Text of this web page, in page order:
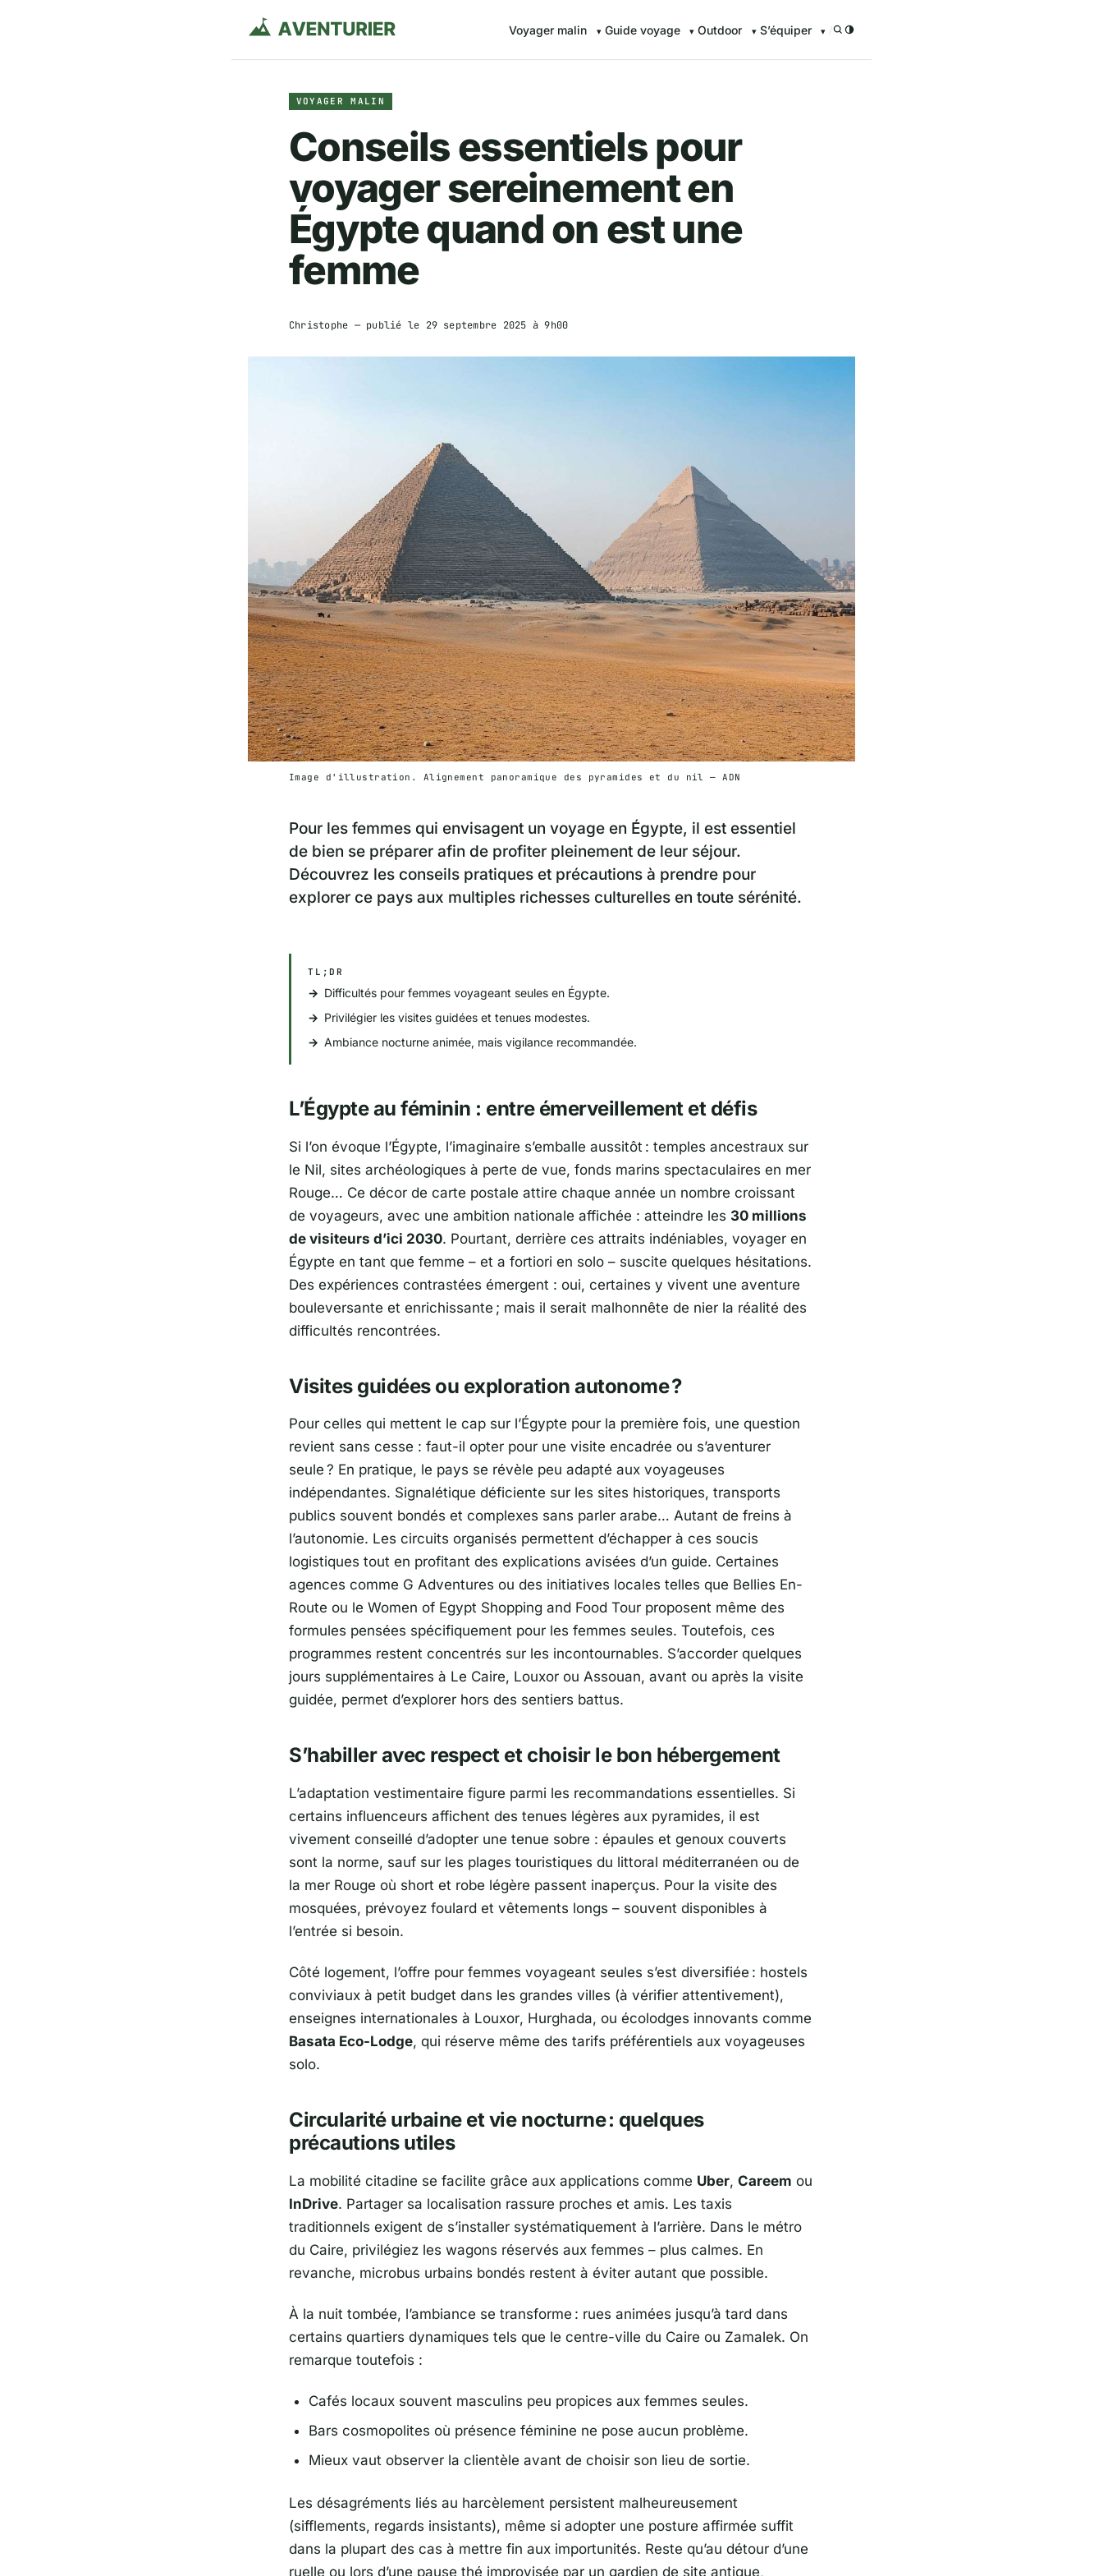
Voyager malin Guide voyage Outdoor S’équiper /
VOYAGER MALIN
Conseils essentiels pour
voyager sereinement en
Égypte quand on est une
femme
Christophe — publié le 29 septembre 2025 à 9h00
Image d'illustration. Alignement panoramique des pyramides et du nil — ADN
Pour les femmes qui envisagent un voyage en Égypte, il est essentiel
de bien se préparer afin de profiter pleinement de leur séjour.
Découvrez les conseils pratiques et précautions à prendre pour
explorer ce pays aux multiples richesses culturelles en toute sérénité.
TL;DR
Difficultés pour femmes voyageant seules en Égypte.
Privilégier les visites guidées et tenues modestes.
Ambiance nocturne animée, mais vigilance recommandée.
L’Égypte au féminin : entre émerveillement et défis
Si l’on évoque l’Égypte, l’imaginaire s’emballe aussitôt : temples ancestraux sur
le Nil, sites archéologiques à perte de vue, fonds marins spectaculaires en mer
Rouge… Ce décor de carte postale attire chaque année un nombre croissant
de voyageurs, avec une ambition nationale affichée : atteindre les 30 millions
de visiteurs d’ici 2030. Pourtant, derrière ces attraits indéniables, voyager en
Égypte en tant que femme – et a fortiori en solo – suscite quelques hésitations.
Des expériences contrastées émergent : oui, certaines y vivent une aventure
bouleversante et enrichissante ; mais il serait malhonnête de nier la réalité des
difficultés rencontrées.
Visites guidées ou exploration autonome ?
Pour celles qui mettent le cap sur l’Égypte pour la première fois, une question
revient sans cesse : faut-il opter pour une visite encadrée ou s’aventurer
seule ? En pratique, le pays se révèle peu adapté aux voyageuses
indépendantes. Signalétique déficiente sur les sites historiques, transports
publics souvent bondés et complexes sans parler arabe… Autant de freins à
l’autonomie. Les circuits organisés permettent d’échapper à ces soucis
logistiques tout en profitant des explications avisées d’un guide. Certaines
agences comme G Adventures ou des initiatives locales telles que Bellies En-
Route ou le Women of Egypt Shopping and Food Tour proposent même des
formules pensées spécifiquement pour les femmes seules. Toutefois, ces
programmes restent concentrés sur les incontournables. S’accorder quelques
jours supplémentaires à Le Caire, Louxor ou Assouan, avant ou après la visite
guidée, permet d’explorer hors des sentiers battus.
S’habiller avec respect et choisir le bon hébergement
L’adaptation vestimentaire figure parmi les recommandations essentielles. Si
certains influenceurs affichent des tenues légères aux pyramides, il est
vivement conseillé d’adopter une tenue sobre : épaules et genoux couverts
sont la norme, sauf sur les plages touristiques du littoral méditerranéen ou de
la mer Rouge où short et robe légère passent inaperçus. Pour la visite des
mosquées, prévoyez foulard et vêtements longs – souvent disponibles à
l’entrée si besoin.
Côté logement, l’offre pour femmes voyageant seules s’est diversifiée : hostels
conviviaux à petit budget dans les grandes villes (à vérifier attentivement),
enseignes internationales à Louxor, Hurghada, ou écolodges innovants comme
Basata Eco-Lodge, qui réserve même des tarifs préférentiels aux voyageuses
solo.
Circularité urbaine et vie nocturne : quelques
précautions utiles
La mobilité citadine se facilite grâce aux applications comme Uber, Careem ou
InDrive. Partager sa localisation rassure proches et amis. Les taxis
traditionnels exigent de s’installer systématiquement à l’arrière. Dans le métro
du Caire, privilégiez les wagons réservés aux femmes – plus calmes. En
revanche, microbus urbains bondés restent à éviter autant que possible.
À la nuit tombée, l’ambiance se transforme : rues animées jusqu’à tard dans
certains quartiers dynamiques tels que le centre-ville du Caire ou Zamalek. On
remarque toutefois :
Cafés locaux souvent masculins peu propices aux femmes seules.
Bars cosmopolites où présence féminine ne pose aucun problème.
Mieux vaut observer la clientèle avant de choisir son lieu de sortie.
Les désagréments liés au harcèlement persistent malheureusement
(sifflements, regards insistants), même si adopter une posture affirmée suffit
dans la plupart des cas à mettre fin aux importunités. Reste qu’au détour d’une
ruelle ou lors d’une pause thé improvisée par un gardien de site antique,